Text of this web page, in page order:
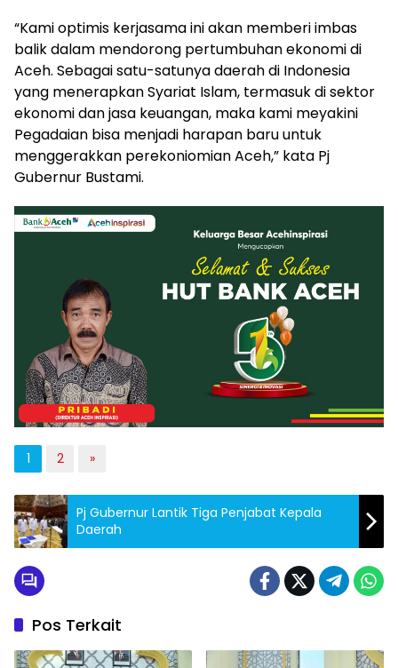
“Kami optimis kerjasama ini akan memberi imbas
balik dalam mendorong pertumbuhan ekonomi di
Aceh. Sebagai satu-satunya daerah di Indonesia
yang menerapkan Syariat Islam, termasuk di sektor
ekonomi dan jasa keuangan, maka kami meyakini
Pegadaian bisa menjadi harapan baru untuk
menggerakkan perekoniomian Aceh,” kata Pj
Gubernur Bustami.
1 2 »
Pj Gubernur Lantik Tiga Penjabat Kepala
Daerah
Pos Terkait